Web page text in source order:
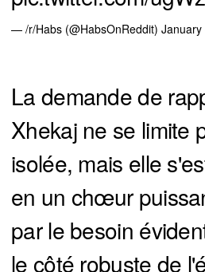
— /r/Habs (@HabsOnReddit)
La demande de
Xhekaj ne se limite
isolée, mais elle
en un chœur
par le besoin
le côté robuste de